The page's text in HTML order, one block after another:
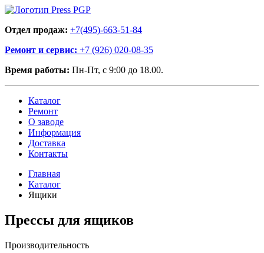
Отдел продаж: +7(495)-663-51-84
Ремонт и сервис: +7 (926) 020-08-35
Время работы: Пн-Пт, с 9:00 до 18.00.
Каталог
Ремонт
О заводе
Информация
Доставка
Контакты
Главная
Каталог
Ящики
Прессы для ящиков
Производительность